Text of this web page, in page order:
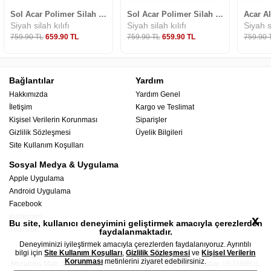
Sol Acar Polimer Silah Kılıfı Sarsılmaz
siyah silah kılıfı
759.90TL 659.90 TL
Sol Acar Polimer Silah Kılıfı Sar9
siyah silah kılıfı
759.90TL 659.90 TL
siyah
759.90
Bağlantılar
Hakkımızda
İletişim
Kişisel Verilerin Korunması
Gizlilik Sözleşmesi
Site Kullanım Koşulları
Yardım
Yardım Genel
Kargo ve Teslimat
Siparişler
Üyelik Bilgileri
Sosyal Medya & Uygulama
Apple Uygulama
Android Uygulama
Facebook
Muratreis Mah. Selamiali Efendi Cad. No: 138 -142 A/2 Üsküdar / İSTANBUL
Bu site, kullanıcı deneyimini geliştirmek amacıyla çerezlerden
faydalanmaktadır.
Deneyiminizi iyileştirmek amacıyla çerezlerden faydalanıyoruz. Ayrıntılı
bilgi içinSite Kullanım Koşulları,Gizlilik Sözleşmesi ve Kişisel Verilerin
Korunmasımetinlerini ziyaret edebilirsiniz.
x